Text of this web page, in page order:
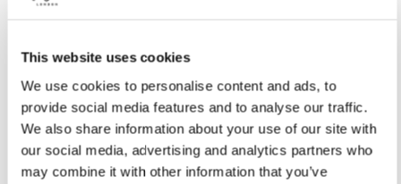
This website uses cookies
We use cookies to personalise content and ads, to
provide social media features and to analyse our traffic.
We also share information about your use of our site with
our social media, advertising and analytics partners who
may combine it with other information that you’ve
GRÖßE AUSWÄHLEN:
36 37 38 39 40
41 42
Größe des Models: 1.75 m